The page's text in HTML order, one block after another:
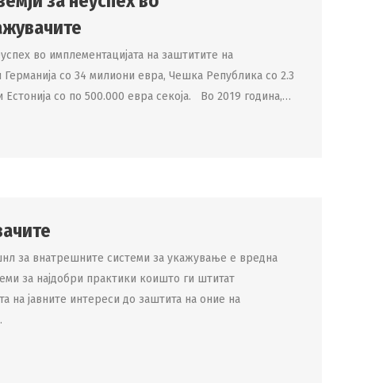
во имплементацијата на заштитите на
со 34 милиони евра, Чешка Република со 2.3
со по 500.000 евра секоја. Во 2019 година,…
за внатрешните системи за укажување е вредна
за најдобри практики коишто ги штитат
на јавните интереси до заштита на оние на